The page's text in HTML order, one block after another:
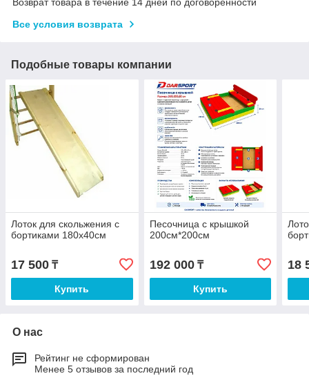
Все условия возврата
Подобные товары компании
Лоток для скольжения с
бортиками 180х40см
17 500 ₸
Купить
Песочница с крышкой
200см*200см
192 000₸
Купить
18
О нас
Рейтинг не сформирован
Менее 5 отзывов за последний год